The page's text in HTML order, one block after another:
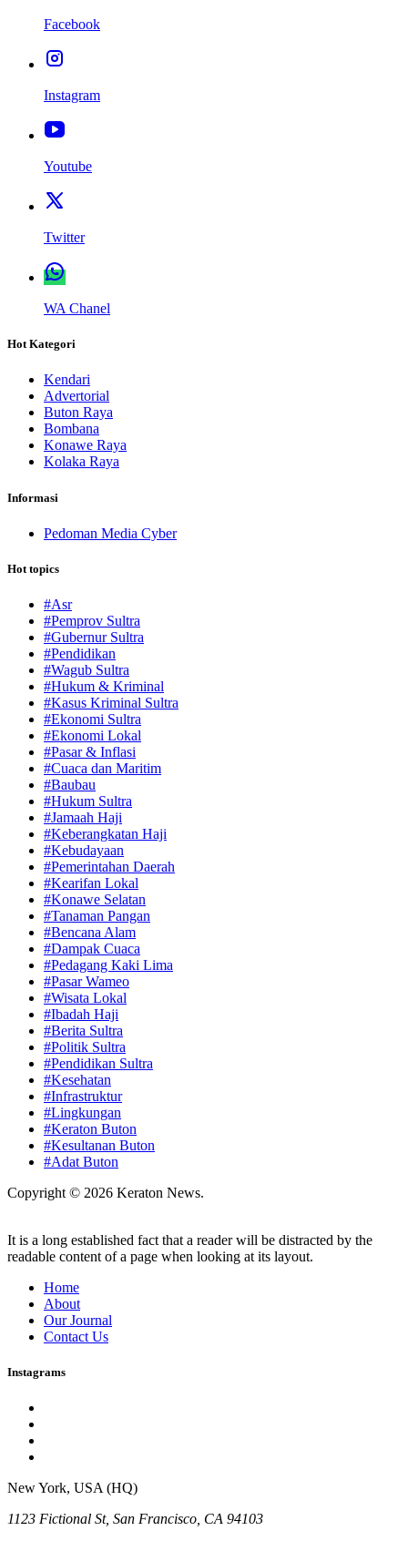
Facebook
Instagram
Youtube
Twitter
WA Chanel
Hot Kategori
Kendari
Advertorial
Buton Raya
Bombana
Konawe Raya
Kolaka Raya
Informasi
Pedoman Media Cyber
Hot topics
#Asr
#Pemprov Sultra
#Gubernur Sultra
#Pendidikan
#Wagub Sultra
#Hukum & Kriminal
#Kasus Kriminal Sultra
#Ekonomi Sultra
#Ekonomi Lokal
#Pasar & Inflasi
#Cuaca dan Maritim
#Baubau
#Hukum Sultra
#Jamaah Haji
#Keberangkatan Haji
#Kebudayaan
#Pemerintahan Daerah
#Kearifan Lokal
#Konawe Selatan
#Tanaman Pangan
#Bencana Alam
#Dampak Cuaca
#Pedagang Kaki Lima
#Pasar Wameo
#Wisata Lokal
#Ibadah Haji
#Berita Sultra
#Politik Sultra
#Pendidikan Sultra
#Kesehatan
#Infrastruktur
#Lingkungan
#Keraton Buton
#Kesultanan Buton
#Adat Buton
Copyright © 2026 Keraton News.
It is a long established fact that a reader will be distracted by the
readable content of a page when looking at its layout.
Home
About
Our Journal
Contact Us
Instagrams
New York, USA (HQ)
1123 Fictional St, San Francisco, CA 94103